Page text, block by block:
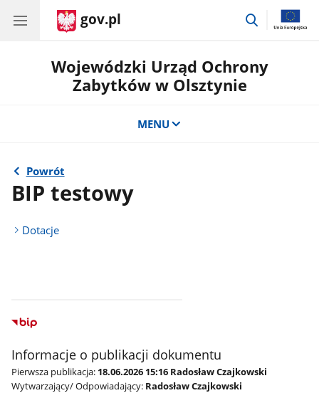
gov.pl
przejdź
Wojewódzki Urząd Ochrony
Zabytków w Olsztynie
MENU
Powrót
BIP testowy
Dotacje
Informacje o publikacji dokumentu
Pierwsza publikacja: 18.06.2026 15:16 Radosław Czajkowski
Wytwarzający/ Odpowiadający: Radosław Czajkowski